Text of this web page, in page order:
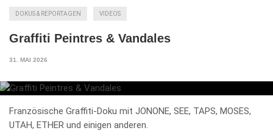
DOKUS & REPORTAGEN VIDEOS
Graffiti Peintres & Vandales
31. MAI 2026
Französische Graffiti-Doku mit JONONE, SEE, TAPS, MOSES,
UTAH, ETHER und einigen anderen.